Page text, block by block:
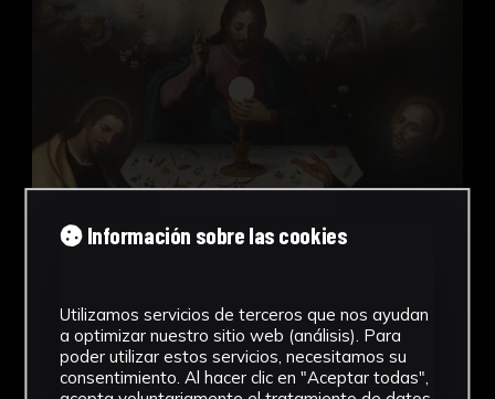
Juan del Castillo
Iglesia de la Anunciación
Información sobre las cookies
Utilizamos servicios de terceros que nos ayudan
a optimizar nuestro sitio web (análisis). Para
poder utilizar estos servicios, necesitamos su
consentimiento. Al hacer clic en "Aceptar todas",